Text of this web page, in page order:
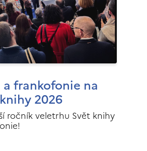
frankofonie na
2026
ročník veletrhu Svět knihy